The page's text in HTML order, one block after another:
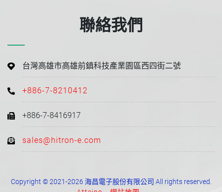
聯絡我們
台灣高雄市高雄前鎮科技產業園區西四街二號
+886-7-8210412
+886-7-8416917
sales@hitron-e.com
Copyright © 2021-2026 海昌電子股份有限公司 All rights reserved.